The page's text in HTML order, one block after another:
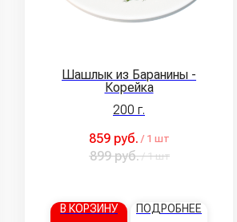
Шашлык из Баранины -
Корейка
200 г.
859 руб. / 1 шт
899 руб. / 1 шт
В КОРЗИНУ ПОДРОБНЕЕ